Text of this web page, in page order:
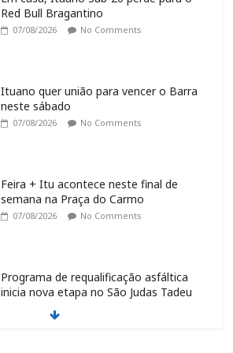
Red Bull Bragantino
07/08/2026 No Comments
Ituano quer união para vencer o Barra
neste sábado
07/08/2026 No Comments
Feira + Itu acontece neste final de
semana na Praça do Carmo
07/08/2026 No Comments
Programa de requalificação asfáltica
inicia nova etapa no São Judas Tadeu
07/08/2026